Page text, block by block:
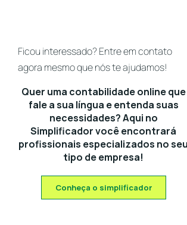
Ficou interessado? Entre em contato
agora mesmo que nós te ajudamos!
Quer uma contabilidade online que
fale a sua língua e entenda suas
necessidades? Aqui no
Simplificador você encontrará
profissionais especializados no seu
tipo de empresa!
Conheça o simplificador